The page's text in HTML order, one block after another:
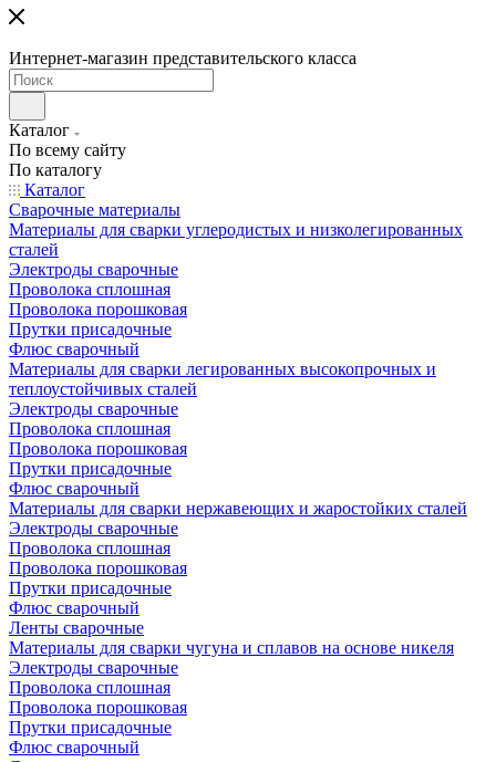
Интернет-магазин представительского класса
Каталог
По всему сайту
По каталогу
Каталог
Сварочные материалы
Материалы для сварки углеродистых и низколегированных
сталей
Электроды сварочные
Проволока сплошная
Проволока порошковая
Прутки присадочные
Флюс сварочный
Материалы для сварки легированных высокопрочных и
теплоустойчивых сталей
Электроды сварочные
Проволока сплошная
Проволока порошковая
Прутки присадочные
Флюс сварочный
Материалы для сварки нержавеющих и жаростойких сталей
Электроды сварочные
Проволока сплошная
Проволока порошковая
Прутки присадочные
Флюс сварочный
Ленты сварочные
Материалы для сварки чугуна и сплавов на основе никеля
Электроды сварочные
Проволока сплошная
Проволока порошковая
Прутки присадочные
Флюс сварочный